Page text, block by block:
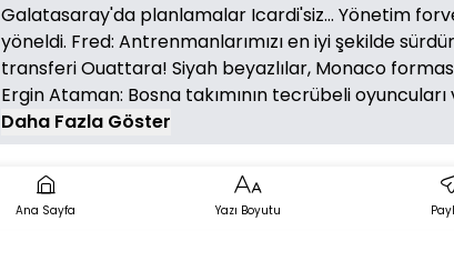
Galatasaray'da planlamalar Icardi'siz... Yönetim
yöneldi. Fred: Antrenmanlarımızı en iyi şekilde
transferi Ouattara! Siyah beyazlılar, Monaco
Ergin Ataman: Bosna takımının tecrübeli oyuncuları
Daha Fazla Göster
Ana Sayfa Yazı Boyutu